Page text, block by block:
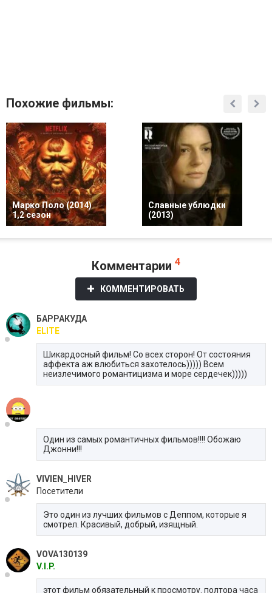
Похожие фильмы:
Марко Поло (2014)
1,2 сезон
Славные ублюдки
(2013)
Комментарии 4
КОММЕНТИРОВАТЬ
БАРРАКУДА
ELITE
Шикардосный фильм! Со всех сторон! От состояния
аффекта аж влюбиться захотелось))))) Всем
неизлечимого романтицизма и море сердечек)))))
Один из самых романтичных фильмов!!!! Обожаю
Джонни!!!
VIVIEN_HIVER
Посетители
Это один из лучших фильмов с Деппом, которые я
смотрел. Красивый, добрый, изящный.
VOVA130139
V.I.P.
этот фильм обязательный к просмотру. полтора часа